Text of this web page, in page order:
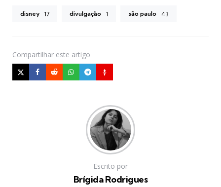
disney 17 divulgação 1 são paulo 43
Compartilhar este artigo
Escrito por
Brígida Rodrigues